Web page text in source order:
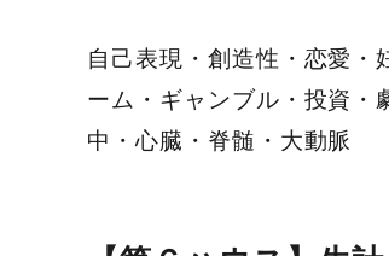
自己表現・創造性・恋愛
ーム・ギャンブル・投資
中・心臓・脊髄・大動脈